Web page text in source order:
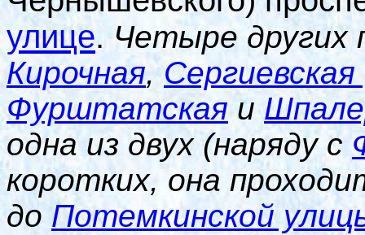
улице.Четыре других
Кирочная,
Фурштатскаяи
одна из двух (наряду с
коротких, она
до Потемкинской